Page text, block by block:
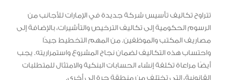
تتراوح تكاليف تأسيس شركة جديدة في الإمارات للأجانب من
الرسوم الحكومية إلى تكاليف الترخيص والتأشيرات، بالإضافة إلى
مصاريف المكتب والموظفين. من المهم التخطيط جيدًا
واحتساب هذه التكاليف لضمان نجاح المشروع واستمراريته. يجب
أيضًا مراعاة تكلفة إنشاء الحسابات البنكية والامتثال للمتطلبات
القانونية، التي تختلف من منطقة حرة إلى أخرى.